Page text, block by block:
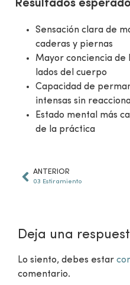
Resultados
Sensación clara de
caderas y piernas
Mayor conciencia de
lados del cuerpo
Capacidad de
intensas sin
Estado mental más
de la práctica
ANTERIOR
03 Estiramiento
Deja una
Lo siento, debes estar
comentario.